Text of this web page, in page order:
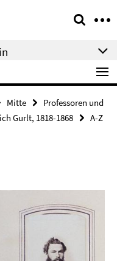
Mitte
Professoren und
Gurlt, 1818-1868
A-Z